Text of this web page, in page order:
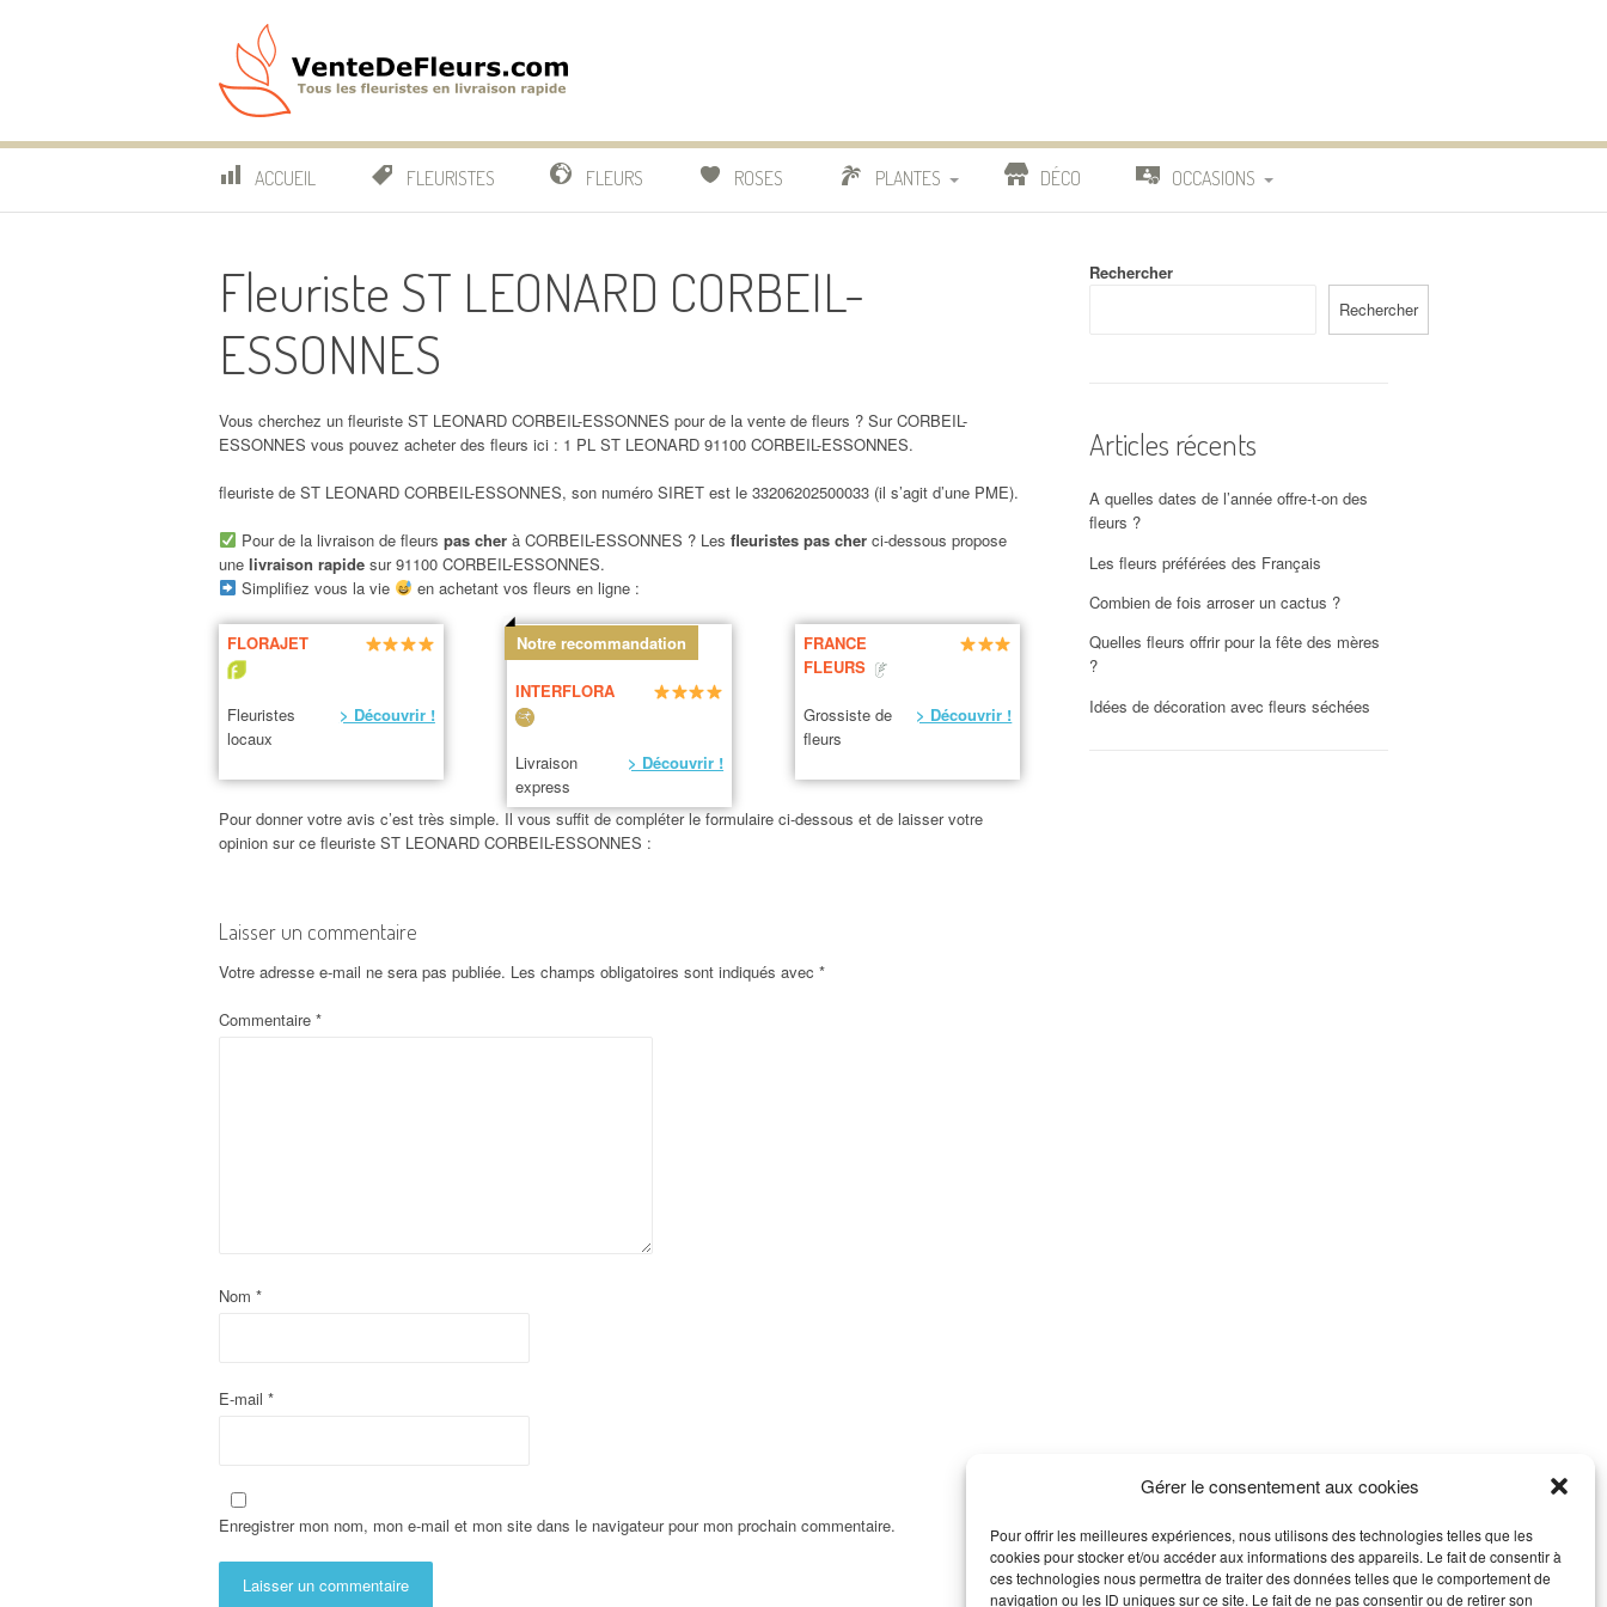
Gérer le consentement aux cookies
Pour offrir les meilleures expériences, nous utilisons des technologies telles que les
cookies pour stocker et/ou accéder aux informations des appareils. Le fait de consentir à
ces technologies nous permettra de traiter des données telles que le comportement de
navigation ou les ID uniques sur ce site. Le fait de ne pas consentir ou de retirer son
VenteDeFleurs.com
ACCUEIL FLEURISTES FLEURS ROSES PLANTES
CACTUS
DÉCO OCCASIONS
Fleuriste ST LEONARD CORBEIL-
ESSONNES
Vous cherchez un fleuriste ST LEONARD CORBEIL-ESSONNES pour de la vente de fleurs ? Sur CORBEIL-
ESSONNES vous pouvez acheter des fleurs ici : 1 PL ST LEONARD 91100 CORBEIL-ESSONNES.
fleuriste de ST LEONARD CORBEIL-ESSONNES, son numéro SIRET est le 33206202500033 (il s’agit d’une PME).
Pour de la livraison de fleurs pas cherà CORBEIL-ESSONNES ? Les fleuristes pas cher ci-dessous propose
une livraison rapide sur 91100 CORBEIL-ESSONNES.
Simplifiez vous la vie
en achetant vos fleurs en ligne :
FLORAJET
Fleuristes
locaux
> Découvrir !
Notre recommandation
INTERFLORA
Livraison
express
> Découvrir !
FRANCE
FLEURS
Grossiste de
fleurs
> Découvrir !
Pour donner votre avis c’est très simple. Il vous suffit de compléter le formulaire ci-dessous et de laisser votre
opinion sur ce fleuriste ST LEONARD CORBEIL-ESSONNES :
Laisser un commentaire
Votre adresse e-mail ne sera pas publiée. Les champs obligatoires sont indiqués avec *
Commentaire *
Nom *
E-mail *
Enregistrer mon nom, mon e-mail et mon site dans le navigateur pour mon prochain commentaire.
Rechercher
Rechercher
Articles récents
A quelles dates de l’année offre-t-on des
fleurs ?
Les fleurs préférées des Français
Combien de fois arroser un cactus ?
Quelles fleurs offrir pour la fête des mères
?
Idées de décoration avec fleurs séchées